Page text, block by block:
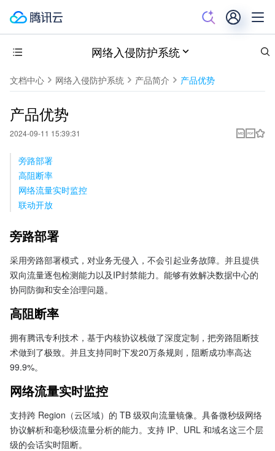
网络入侵防护系统
文档中心 网络入侵防护系统 产品简介 产品优势
产品优势
2024-09-11 15:39:31
旁路部署
高阻断率
网络流量实时监控
联动开放
旁路部署
采用旁路部署模式，对业务无侵入，不会引起业务故障。并且提供
双向流量逐包检测能力以及IP封禁能力。能够有效解决数据中心的
协同防御和安全治理问题。
高阻断率
拥有腾讯专利技术，基于内核协议栈做了深度定制，把旁路阻断技
术做到了极致。并且支持同时下发20万条规则，阻断成功率高达
99.9%。
网络流量实时监控
支持跨 Region（云区域）的 TB 级双向流量镜像。具备微秒级网络
协议解析和毫秒级流量分析的能力。支持 IP、URL 和域名这三个层
级的会话实时阻断。